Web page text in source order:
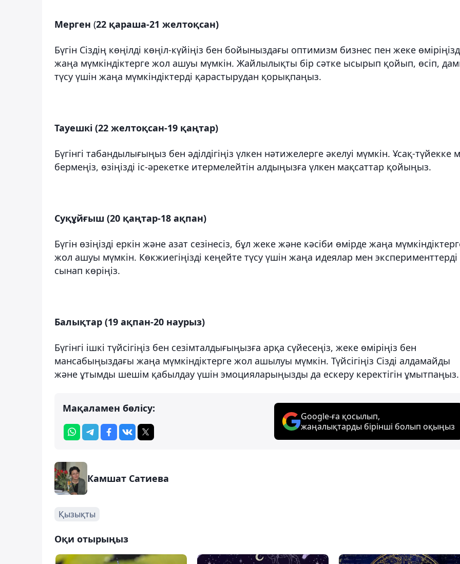
Мерген (22 қараша-21 желтоқсан)
Бүгін Сіздің көңілді көңіл-күйіңіз бен бойыныздағы оптимизм бизнес пен жеке
жаңа мүмкіндіктерге жол ашуы мүмкін. Жайлылықты бір сәтке ысырып қойып, өсіп,
түсу үшін жаңа мүмкіндіктерді қарастырудан қорықпаңыз.
Тауешкі (22 желтоқсан-19 қаңтар)
Бүгінгі табандылығыңыз бен әділдігіңіз үлкен нәтижелерге әкелуі мүмкін. Ұсақ-түйекке
бермеңіз, өзіңізді іс-әрекетке итермелейтін алдыңызға үлкен мақсаттар қойыңыз.
Суқұйғыш (20 қаңтар-18 ақпан)
Бүгін өзіңізді еркін және азат сезінесіз, бұл жеке және кәсіби өмірде жаңа
жол ашуы мүмкін. Көкжиегіңізді кеңейте түсу үшін жаңа идеялар мен эксперименттерді
сынап көріңіз.
Балықтар (19 ақпан-20 наурыз)
Бүгінгі ішкі түйсігіңіз бен сезімталдығыңызға арқа сүйесеңіз, жеке өміріңіз бен
мансабыңыздағы жаңа мүмкіндіктерге жол ашылуы мүмкін. Түйсігіңіз Сізді алдамайды
және ұтымды шешім қабылдау үшін эмоцияларыңызды да ескеру керектігін ұмытпаңыз.
Мақаламен бөлісу:
Google-ға қосылып,
жаңалықтарды бірінші болып оқыңыз
Камшат Сатиева
Қызықты
Оқи отырыңыз